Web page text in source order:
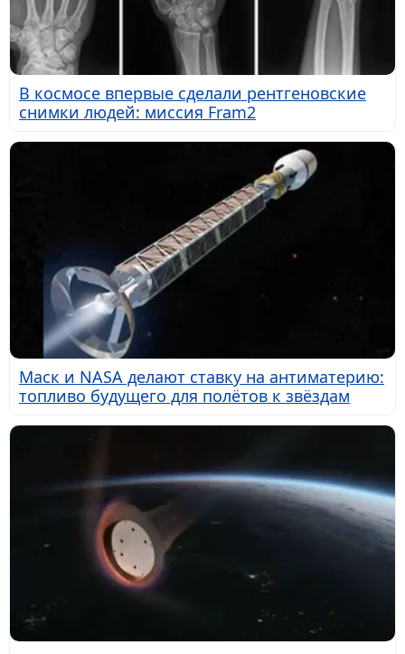
В космосе впервые сделали рентгеновские
снимки людей: миссия Fram2
Маск и NASA делают ставку на антиматерию:
топливо будущего для полётов к звёздам